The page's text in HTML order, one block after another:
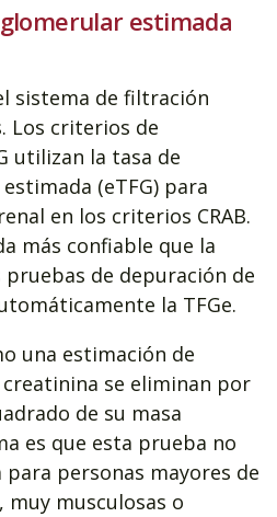
estimada
sistema de filtración
Los criterios de
utilizan la tasa de
(eTFG) para
en los criterios CRAB.
más confiable que la
de depuración de
la TFGe.
una estimación de
se eliminan por
de su masa
es que esta prueba no
personas mayores de
muy musculosas o